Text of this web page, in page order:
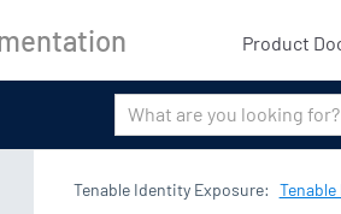
Product
Tenable Identity Exposure: